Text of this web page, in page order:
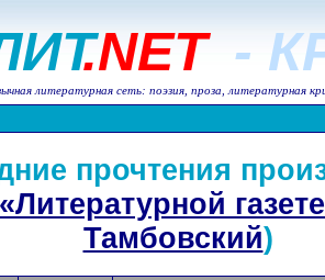
.NET -
литературная сеть: поэзия, проза, литературная
прочтения
Тамбовский)